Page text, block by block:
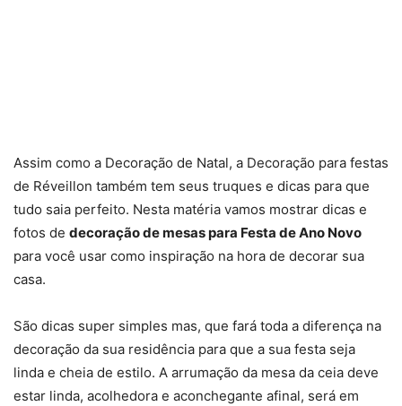
Assim como a Decoração de Natal, a Decoração para festas
de Réveillon também tem seus truques e dicas para que
tudo saia perfeito. Nesta matéria vamos mostrar dicas e
fotos de decoração de mesas para Festa de Ano Novo
para você usar como inspiração na hora de decorar sua
casa.
São dicas super simples mas, que fará toda a diferença na
decoração da sua residência para que a sua festa seja
linda e cheia de estilo. A arrumação da mesa da ceia deve
estar linda, acolhedora e aconchegante afinal, será em